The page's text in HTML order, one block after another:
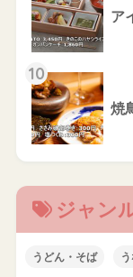
ア
10
焼
ジャン
うどん・そば